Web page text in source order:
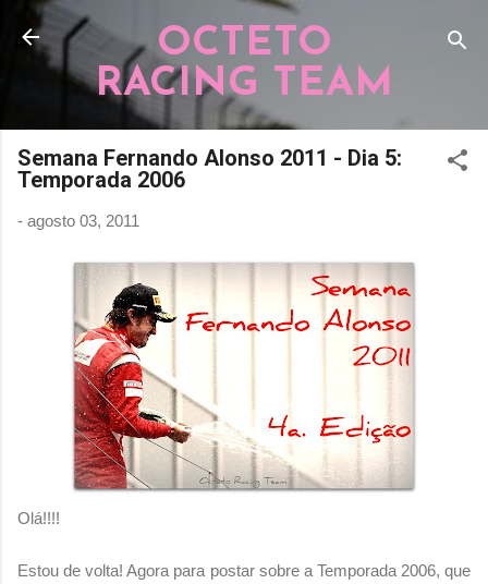
Pular para o conteúdo principal
OCTETO
RACING TEAM
Semana Fernando Alonso 2011 - Dia 5:
Temporada 2006
- agosto 03, 2011
Olá!!!!
Estou de volta! Agora para postar sobre a Temporada 2006, que